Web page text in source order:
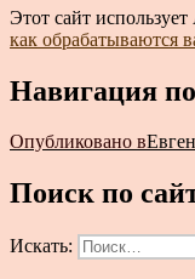
Этот сайт
как обрабатываются
Навигация
Опубликовано в
Поиск по
Искать: